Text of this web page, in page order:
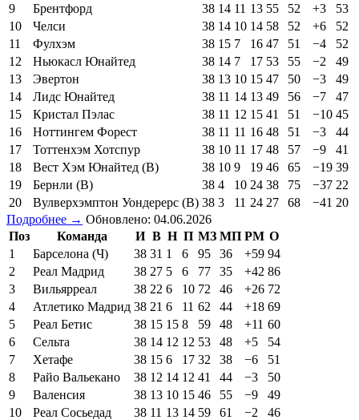
9
Брентфорд 38 14 11 13 55 52 +3
53
10
Челси 38 14 10 14 58 52 +6
52
11
Фулхэм 38 15 7 16 47 51 −4
52
12
Ньюкасл Юнайтед 38 14 7 17 53 55 −2
49
13
Эвертон 38 13 10 15 47 50 −3
49
14
Лидс Юнайтед 38 11 14 13 49 56 −7
47
15
Кристал Пэлас 38 11 12 15 41 51 −10 45
16
Ноттингем Форест 38 11 11 16 48 51 −3
44
17
Тоттенхэм Хотспур 38 10 11 17 48 57 −9
41
18
Вест Хэм Юнайтед (В) 38 10 9 19 46 65 −19 39
19
Бернли (В) 38 4 10 24 38 75 −37 22
20
Вулверхэмптон Уондерерс (В) 38 3 11 24 27 68 −41 20
Подробнее → Обновлено: 04.06.2026
Поз
Команда И В Н П МЗ МП РМ О
1
Барселона (Ч) 38 31 1 6 95 36 +59 94
2
Реал Мадрид 38 27 5 6 77 35 +42 86
3
Вильярреал 38 22 6 10 72 46 +26 72
4
Атлетико Мадрид 38 21 6 11 62 44 +18 69
5
Реал Бетис 38 15 15 8 59 48 +11 60
6
Сельта 38 14 12 12 53 48 +5
54
7
Хетафе 38 15 6 17 32 38 −6
51
8
Райо Вальекано 38 12 14 12 41 44 −3
50
9
Валенсия 38 13 10 15 46 55 −9
49
10
Реал Сосьедад 38 11 13 14 59 61 −2
46